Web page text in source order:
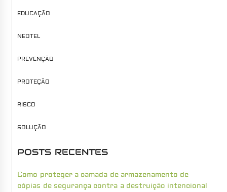
EDUCAÇÃO
NEOTEL
PREVENÇÃO
PROTEÇÃO
RISCO
SOLUÇÃO
POSTS RECENTES
Como proteger a camada de armazenamento de
cópias de segurança contra a destruição intencional